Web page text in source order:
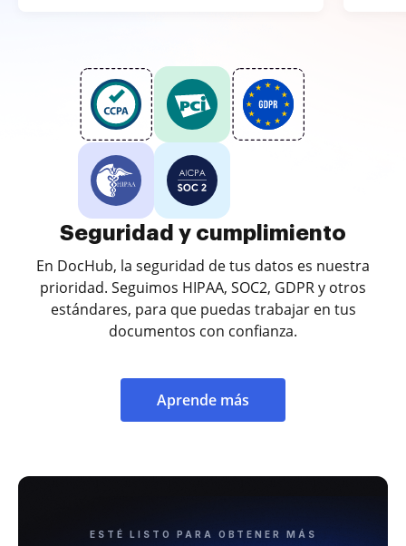
Seguridad y cumplimiento
En DocHub, la seguridad de tus datos es nuestra
prioridad. Seguimos HIPAA, SOC2, GDPR y otros
estándares, para que puedas trabajar en tus
documentos con confianza.
Aprende más
ESTÉ LISTO PARA OBTENER MÁS